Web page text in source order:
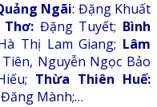
Ngãi: Đặng Khuất
Thơ: Đặng Tuyết; Bình
Thị Lam Giang; Lâm
Nguyễn Ngọc Bảo
Thừa Thiên Huế:
Đăng Mành;…